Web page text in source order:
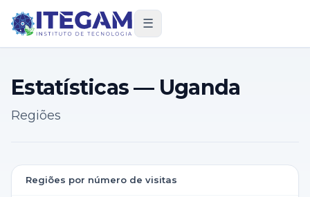
☰
Estatísticas — Uganda
Regiões
Regiões por número de visitas